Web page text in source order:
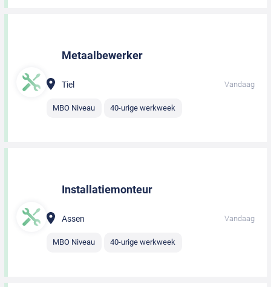
Metaalbewerker
Tiel Vandaag
MBO Niveau 40-urige werkweek
Installatiemonteur
Assen Vandaag
MBO Niveau 40-urige werkweek